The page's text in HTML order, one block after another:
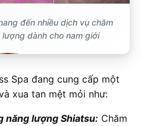
đến nhiều dịch vụ chăm
dành cho nam giới
Spa đang cung cấp một
xua tan mệt mỏi như:
năng lượng Shiatsu: Chăm